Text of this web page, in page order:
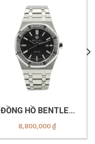
ĐỒNG HỒ BENTLEY
BL2416 (-101MWBI
MS Đen)
8,800,000₫